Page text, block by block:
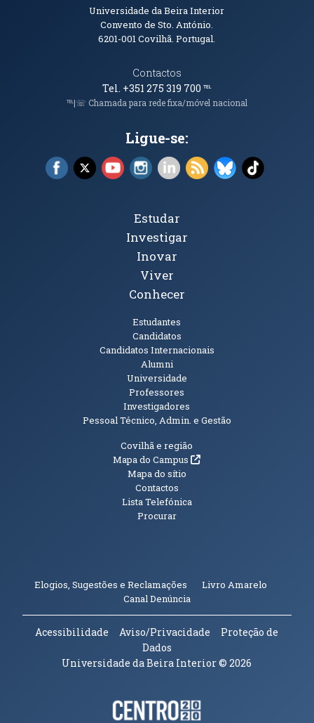
Informações de Contacto
Universidade da Beira Interior
Convento de Sto. António.
6201-001Covilhã. Portugal.
Contactos
Tel. +351 275 319 700℡
℡|☏ Chamada para rede fixa/móvel nacional
Ligue-se:
Facebook (abre em nova janela)
X (abre em nova janela)
YouTube (abre em nova janela)
Instagram (abre em nova janela)
LinkedIn (abre em nova
RSS (abre em nova
Bluesky (abre
TikTok
Tópicos Principais
Estudar
Investigar
Inovar
Viver
Conhecer
Estudantes
Candidatos
Candidatos Internacionais
Alumni
Universidade
Professores
Investigadores
Pessoal Técnico, Admin. e Gestão
Informações Adicionais
Covilhã e região
Mapa do Campus(abre em nova janela)
Mapa do sítio
Contactos
Lista Telefónica
Procurar
Elogios, Sugestões e Reclamações Livro Amarelo
Canal Denúncia(abre em nova janela)
Acessibilidade Aviso/Privacidade
Proteção de
Dados
Universidade da Beira Interior© 2026
Parceiros e Financiadores